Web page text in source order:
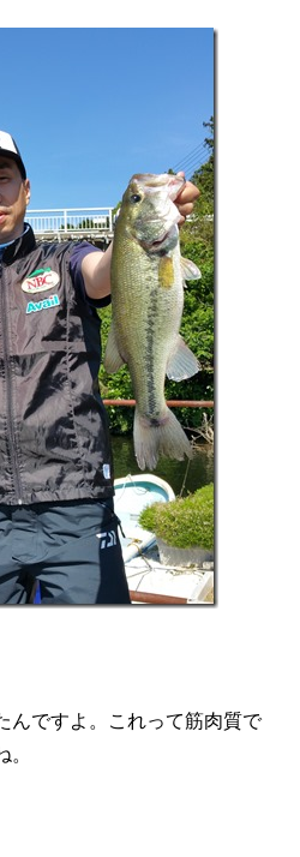
んですよ。これって筋肉質で